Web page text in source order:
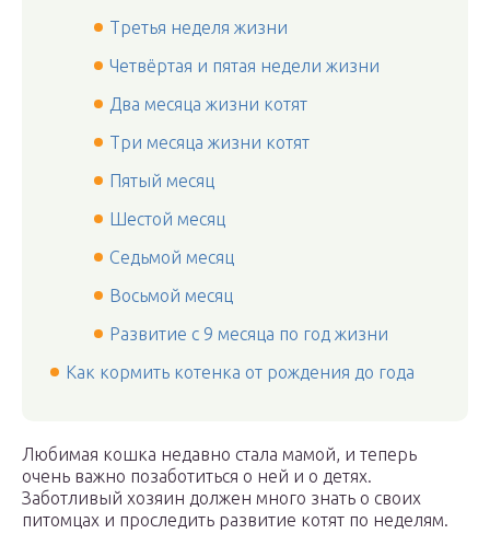
Третья неделя жизни
Четвёртая и пятая недели жизни
Два месяца жизни котят
Три месяца жизни котят
Пятый месяц
Шестой месяц
Седьмой месяц
Восьмой месяц
Развитие с 9 месяца по год жизни
Как кормить котенка от рождения до года
Любимая кошка недавно стала мамой, и теперь
очень важно позаботиться о ней и о детях.
Заботливый хозяин должен много знать о своих
питомцах и проследить развитие котят по неделям.